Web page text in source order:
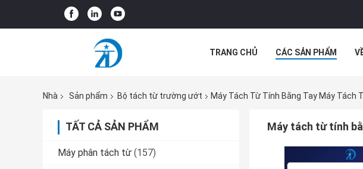
TRANG CHỦ CÁC SẢN PHẨM
Nhà
Sản phẩm Bộ tách từ trường ướt Máy Tách Từ Tính Bằng Tay Máy Tách
TẤT CẢ SẢN PHẨM
Máy phân tách từ (157)
Máy tách từ tính